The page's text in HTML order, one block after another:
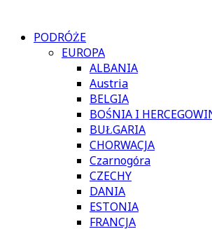
PODRÓŻE
EUROPA
ALBANIA
Austria
BELGIA
BOŚNIA I
BUŁGARIA
CHORWACJA
Czarnogóra
CZECHY
DANIA
ESTONIA
FRANCJA